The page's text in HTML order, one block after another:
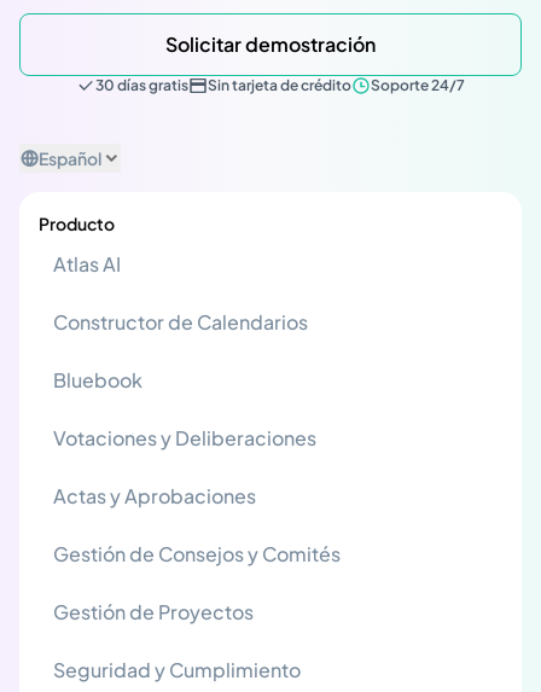
Solicitar demostración
30 días gratis Sin tarjeta de crédito Soporte 24/7
Español
Producto
Atlas AI
Constructor de Calendarios
Bluebook
Votaciones y Deliberaciones
Actas y Aprobaciones
Gestión de Consejos y Comités
Gestión de Proyectos
Seguridad y Cumplimiento